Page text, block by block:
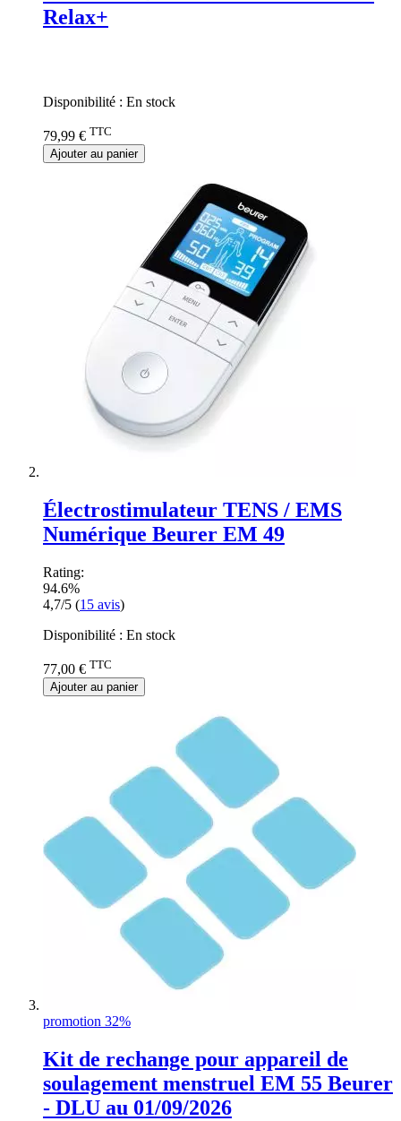
Relax+
Disponibilité : En stock
79,99 € TTC
Ajouter au panier
Électrostimulateur TENS / EMS
Numérique Beurer EM 49
Rating:
94.6%
4,7/5 (15 avis)
Disponibilité : En stock
77,00 € TTC
Ajouter au panier
promotion 32%
Kit de rechange pour appareil de
soulagement menstruel EM 55 Beurer
- DLU au 01/09/2026